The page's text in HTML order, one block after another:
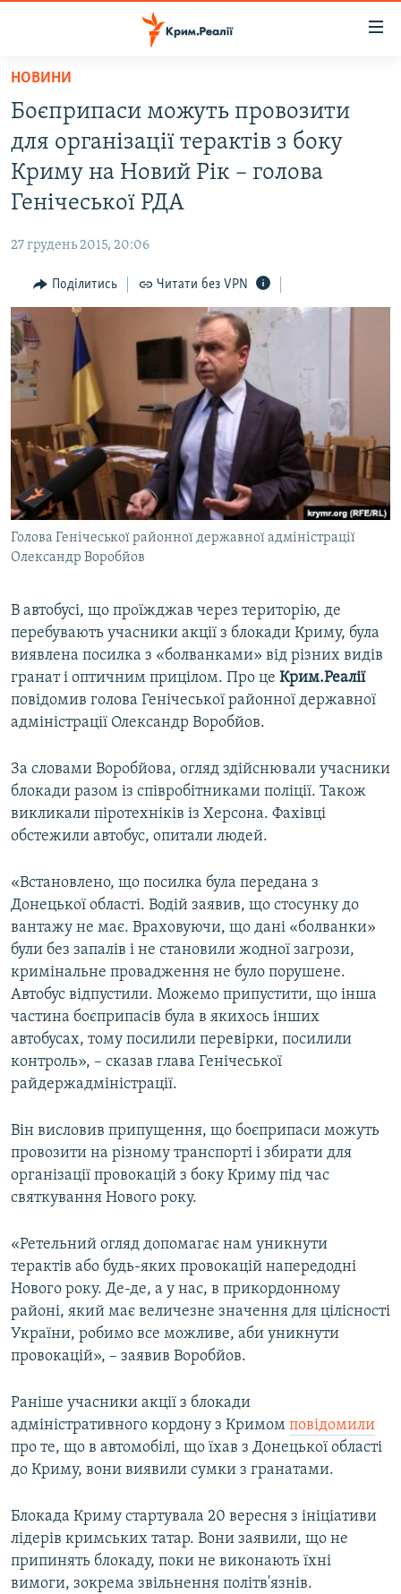
Перейти
основного
матеріалу
Перейти
до
основної
Перейти
пошуку
ВОДА.КРИМ
ВІДЕО ТА ФОТО
ПОЛІТИКА
ПОГЛЯД
ІНТЕРВ'Ю
ВСЕ ЗА ДЕНЬ
СПЕЦПРОЕКТИ
ДЕПОРТАЦІЯ
ВІДЕОУРОКИ «ELIFBE»
СВІДЧЕННЯ ОКУПАЦІЇ
УКРАЇНСЬКА ПРОБЛЕМА КРИМУ
ІНФОГРАФІКА
ЯК ОБІЙТИ БЛОКУВАННЯ
Русский
Qırımtatar
ДОЛУЧАЙСЯ!
НОВИНИ
Боєприпаси можуть провозити
для організації терактів з боку
Криму на Новий Рік – голова
Генічеської РДА
27 грудень 2015, 20:06
Поділитись Читати без VPN
Голова Генічеської районної державної адміністрації
Олександр Воробйов
В автобусі, що проїжджав через територію, де
перебувають учасники акції з блокади Криму, була
виявлена посилка з «болванками» від різних видів
гранат і оптичним прицілом. Про це Крим.Реалії
повідомив голова Генічеської районної державної
адміністрації Олександр Воробйов.
За словами Воробйова, огляд здійснювали учасники
блокади разом із співробітниками поліції. Також
викликали піротехніків із Херсона. Фахівці
обстежили автобус, опитали людей.
«Встановлено, що посилка була передана з
Донецької області. Водій заявив, що стосунку до
вантажу не має. Враховуючи, що дані «болванки»
були без запалів і не становили жодної загрози,
кримінальне провадження не було порушене.
Автобус відпустили. Можемо припустити, що інша
частина боєприпасів була в якихось інших
автобусах, тому посилили перевірки, посилили
контроль», – сказав глава Генічеської
райдержадміністрації.
Він висловив припущення, що боєприпаси можуть
провозити на різному транспорті і збирати для
організації провокацій з боку Криму під час
святкування Нового року.
«Ретельний огляд допомагає нам уникнути
терактів або будь-яких провокацій напередодні
Нового року. Де-де, а у нас, в прикордонному
районі, який має величезне значення для цілісності
України, робимо все можливе, аби уникнути
провокацій», – заявив Воробйов.
Раніше учасники акції з блокади
адміністративного кордону з Кримом повідомили
про те, що в автомобілі, що їхав з Донецької області
до Криму, вони виявили сумки з гранатами.
Блокада Криму стартувала 20 вересня з ініціативи
лідерів кримських татар. Вони заявили, що не
припинять блокаду, поки не виконають їхні
вимоги, зокрема звільнення політв'язнів.